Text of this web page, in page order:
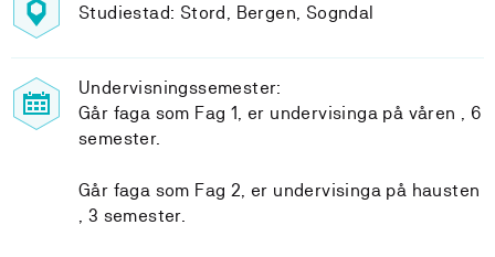
Studiestad: Stord, Bergen, Sogndal
Undervisningssemester:
Går faga som Fag 1, er undervisinga på våren , 6
semester.
Går faga som Fag 2, er undervisinga på hausten
, 3 semester.